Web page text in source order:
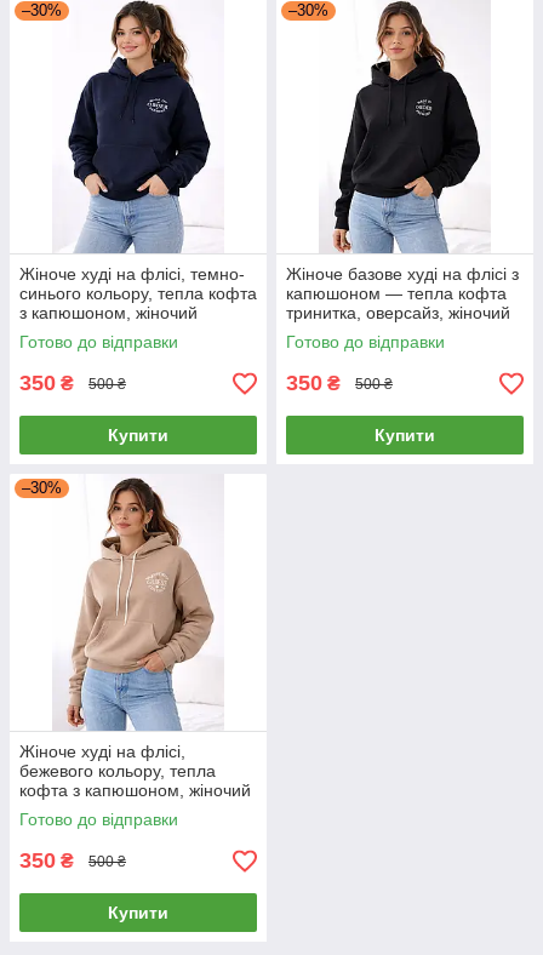
–30%
Жіноче худі на флісі, темно-
синього кольору, тепла кофта
з капюшоном, жіночий
батник, 46-52
Готово до відправки
350 ₴ 500 ₴
Купити
–30%
Жіноче базове худі на флісі з
капюшоном — тепла кофта
тринитка, оверсайз, жіночий
батник, 52
Готово до відправки
350 ₴ 500 ₴
Купити
–30%
Жіноче худі на флісі,
бежевого кольору, тепла
кофта з капюшоном, жіночий
батник, 50
Готово до відправки
350 ₴ 500 ₴
Купити